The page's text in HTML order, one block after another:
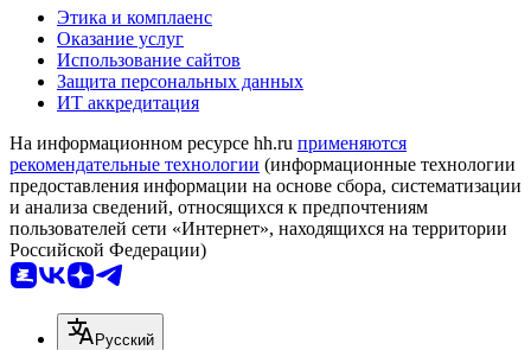
Этика и комплаенс
Оказание услуг
Использование сайтов
Защита персональных данных
ИТ аккредитация
На информационном ресурсе hh.ru применяются
рекомендательные технологии (информационные технологии
предоставления информации на основе сбора, систематизации
и анализа сведений, относящихся к предпочтениям
пользователей сети «Интернет», находящихся на территории
Российской Федерации)
Русский